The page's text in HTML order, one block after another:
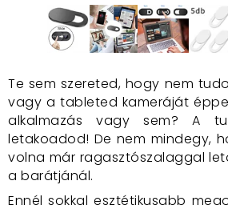
Te sem szereted, hogy nem
vagy a tableted kameráját
alkalmazás vagy sem? A
letakoadod! De nem mindegy,
volna már ragasztószalaggal
a barátjánál.
Ennél sokkal esztétikusabb